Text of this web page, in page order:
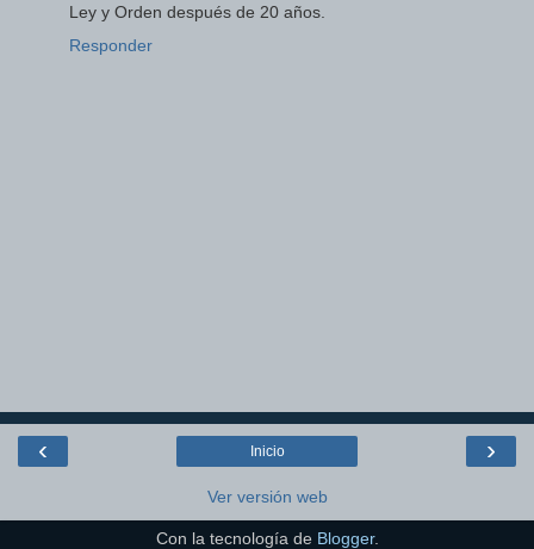
Ley y Orden después de 20 años.
Responder
‹ ›
Inicio
Ver versión web
Con la tecnología de Blogger.